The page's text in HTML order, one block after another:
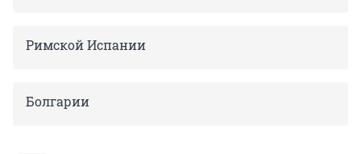
Римской Испании
Болгарии